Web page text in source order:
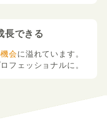
長できる
会に溢れています。
フェッショナルに。